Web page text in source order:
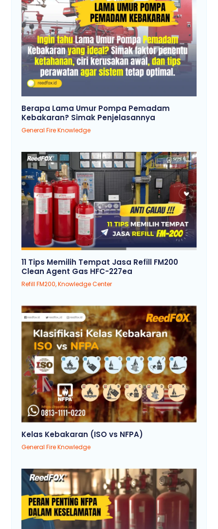
Berapa Lama Umur Pompa Pemadam
Kebakaran? Simak Penjelasannya
General Fire Knowledge
11 Tips Memilih Tempat Jasa Refill FM200
Clean Agent Gas HFC-227ea
Refill FM200,Knowledge Center
Kelas Kebakaran (ISO vs NFPA)
General Fire Knowledge